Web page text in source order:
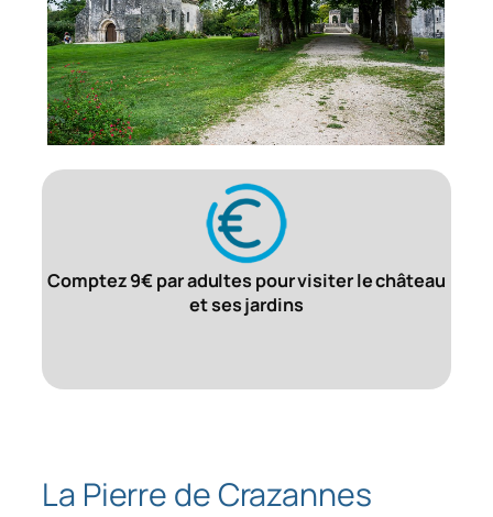
Comptez 9€ par adultes pour visiter le château
et ses jardins
La Pierre de Crazannes